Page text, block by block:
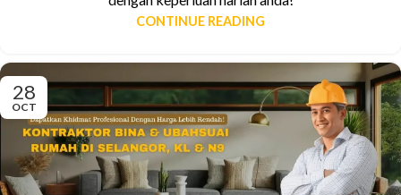
CONTINUE READING
28
OCT